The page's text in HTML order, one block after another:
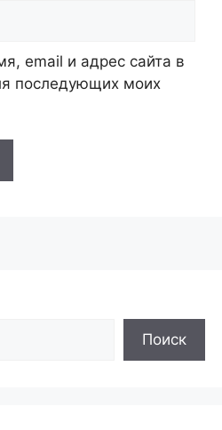
email и адрес сайта в
последующих моих
Поиск